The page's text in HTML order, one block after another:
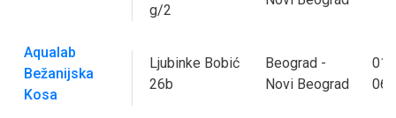
g/2
Aqualab
Bežanijska
Kosa
Ljubinke Bobić
26b
Beograd -
Novi Beograd